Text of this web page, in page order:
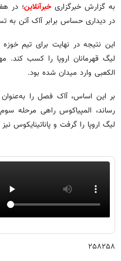
به گزارش خبرگزاریخبرآنلاین؛ در
در دیداری حساس برابر آاک آتن به
این نتیجه در نهایت برای تیم
الکعبی وارد میدان شده بود.
بر این اساس، آاک فصل را
رساند، المپیاکوس راهی مرحله
لیگ اروپا را گرفت و پاناتینایکوس
۲۵۸۲۵۸